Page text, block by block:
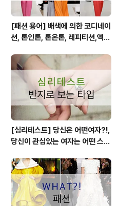
[패션 용어] 배색에 의한 코디네이
션, 톤인톤, 톤온톤, 레피티션,액센
카마이유
[심리테스트] 당신은 어떤여자?!,
당신이 관심있는 여자는 어떤 스타